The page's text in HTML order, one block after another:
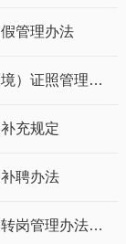
管理办法
石家庄学院教职工因私出国（境）证照管理办法
充规定
聘办法
石家庄学院教职工校内调动及转岗管理办法（试行）